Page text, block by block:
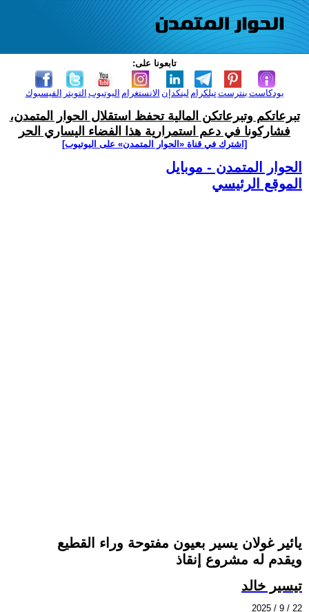
تابعونا على:
الفيسبوك التويتر اليوتيوب الانستغرام لينكدإن تيلكرامبنترست بودكاست
تبرعاتكم وتبرعاتكن المالية تحفظ استقلال الحوار المتمدن،
فشاركونا في دعم استمرارية هذا الفضاء اليساري الحر
[اشترك في قناة ‫«الحوار المتمدن» على اليوتيوب]
الحوار المتمدن - موبايل
الموقع الرئيسي
يائير غولان يسير بعيون مفتوحة وراء القطيع
ويقدم له مشروع إنقاذ
تيسير خالد
2025 / 9 / 22